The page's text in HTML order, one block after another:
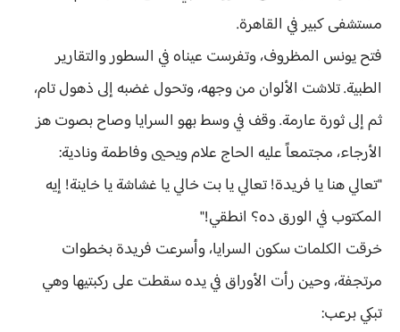
مستشفى كبير في القاهرة.
فتح يونس المظروف، وتفرست عيناه في السطور والتقارير
الطبية. تلاشت الألوان من وجهه، وتحول غضبه إلى ذهول تام،
ثم إلى ثورة عارمة. وقف في وسط بهو السرايا وصاح بصوت هز
الأرجاء، مجتمعاً عليه الحاج علام ويحيى وفاطمة ونادية:
"تعالي هنا يا فريدة! تعالي يا بت خالي يا غشاشة يا خاينة! إيه
المكتوب في الورق ده؟ انطقي!"
خرقت الكلمات سكون السرايا، وأسرعت فريدة بخطوات
مرتجفة، وحين رأت الأوراق في يده سقطت على ركبتيها وهي
تبكي برعب: